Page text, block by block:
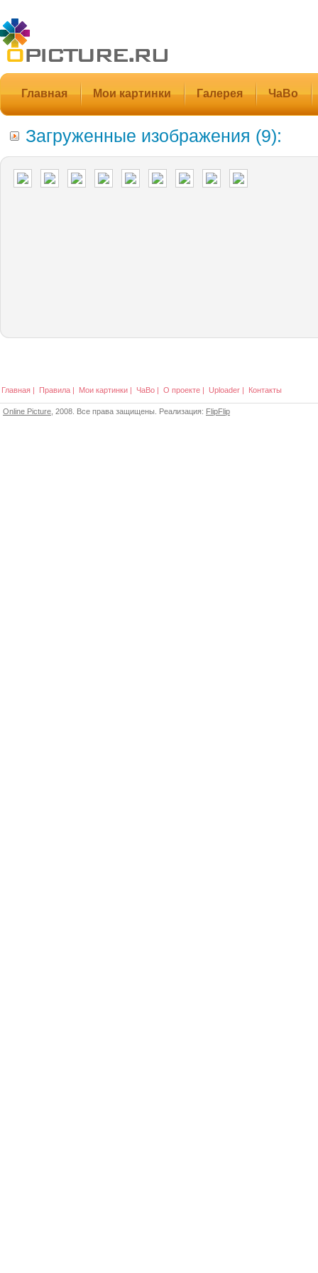
Главная Мои картинки Галерея ЧаВо
Загруженные изображения (9):
Главная | Правила | Мои картинки | ЧаВо | О проекте | Uploader | Контакты
Online Picture , 2008. Все права защищены. Реализация: FlipFlip